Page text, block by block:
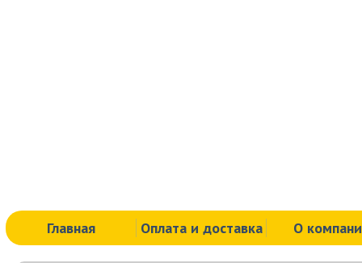
Главная Оплата и доставка О